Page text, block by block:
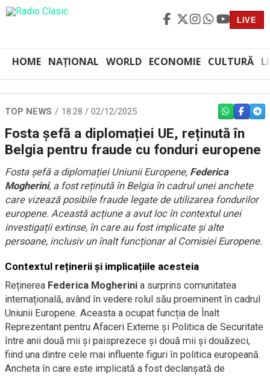
LIVE
HOME NAȚIONAL WORLD ECONOMIE CULTURĂ
TOP NEWS 18:28 / 02/12/2025 WHATSAPP
Fosta șefă a diplomației UE, reținută în
Belgia pentru fraude cu fonduri europene
Fosta șefă a diplomației Uniunii Europene, Federica
Mogherini, a fost reținută în Belgia în cadrul unei anchete
care vizează posibile fraude legate de utilizarea fondurilor
europene. Această acțiune a avut loc în contextul unei
investigații extinse, în care au fost implicate și alte
persoane, inclusiv un înalt funcționar al Comisiei Europene.
Contextul reținerii și implicațiile acesteia
Reținerea Federica Mogherini a surprins comunitatea
internațională, având în vedere rolul său proeminent în cadrul
Uniunii Europene. Aceasta a ocupat funcția de Înalt
Reprezentant pentru Afaceri Externe și Politica de Securitate
între anii două mii și paisprezece și două mii și douăzeci,
fiind una dintre cele mai influente figuri în politica europeană.
Ancheta în care este implicată a fost declanșată de